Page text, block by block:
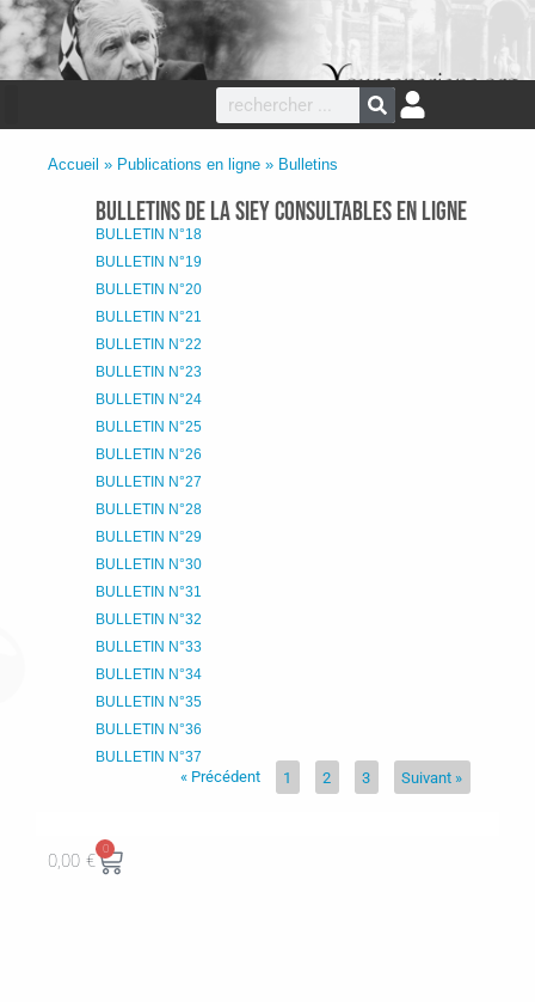
Accueil » Publications en ligne » Bulletins
Bulletins de la SIEY consultables en ligne
BULLETIN N°18
BULLETIN N°19
BULLETIN N°20
BULLETIN N°21
BULLETIN N°22
BULLETIN N°23
BULLETIN N°24
BULLETIN N°25
BULLETIN N°26
BULLETIN N°27
BULLETIN N°28
BULLETIN N°29
BULLETIN N°30
BULLETIN N°31
BULLETIN N°32
BULLETIN N°33
BULLETIN N°34
BULLETIN N°35
BULLETIN N°36
BULLETIN N°37
« Précédent 1 2 3 Suivant »
0,00 €
0